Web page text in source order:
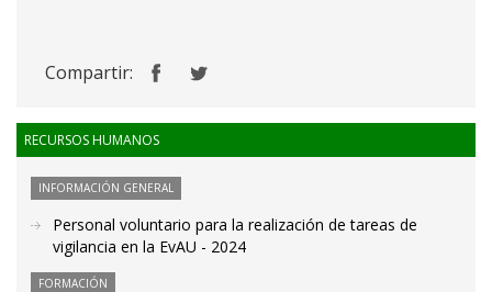
Compartir:
RECURSOS HUMANOS
INFORMACIÓN GENERAL
Personal voluntario para la realización de tareas de
vigilancia en la EvAU - 2024
FORMACIÓN